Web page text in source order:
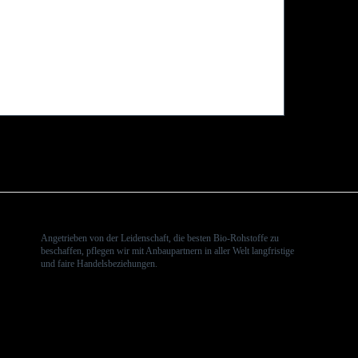
Angetrieben von der Leidenschaft, die besten Bio-Rohstoffe zu
beschaffen, pflegen wir mit Anbaupartnern in aller Welt langfristige
und faire Handelsbeziehungen.